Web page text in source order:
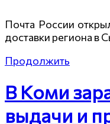
Почта России
доставки региона в
Продолжить
В Коми
выдачи и